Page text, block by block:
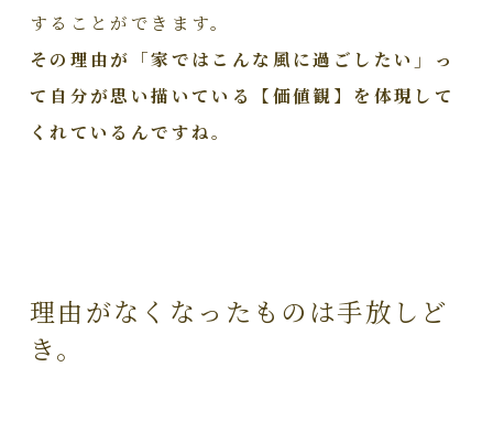
することができます。
その理由が「家ではこんな風に過ごしたい」っ
て自分が思い描いている【価値観】を体現して
くれているんですね。
理由がなくなったものは手放しど
き。